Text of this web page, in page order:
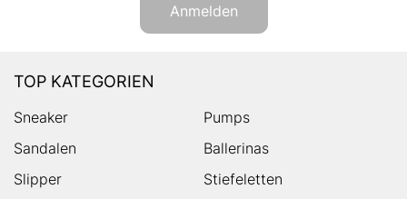
Anmelden
TOP KATEGORIEN
Sneaker
Pumps
Sandalen
Ballerinas
Slipper
Stiefeletten